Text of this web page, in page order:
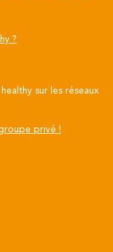
?
sur les réseaux
privé !